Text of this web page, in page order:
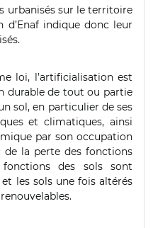
urbanisés sur le territoire
d’Enaf indique donc leur
loi, l’artificialisation est
durable de tout ou partie
sol, en particulier de ses
et climatiques, ainsi
par son occupation
de la perte des fonctions
des sols sont
les sols une fois altérés